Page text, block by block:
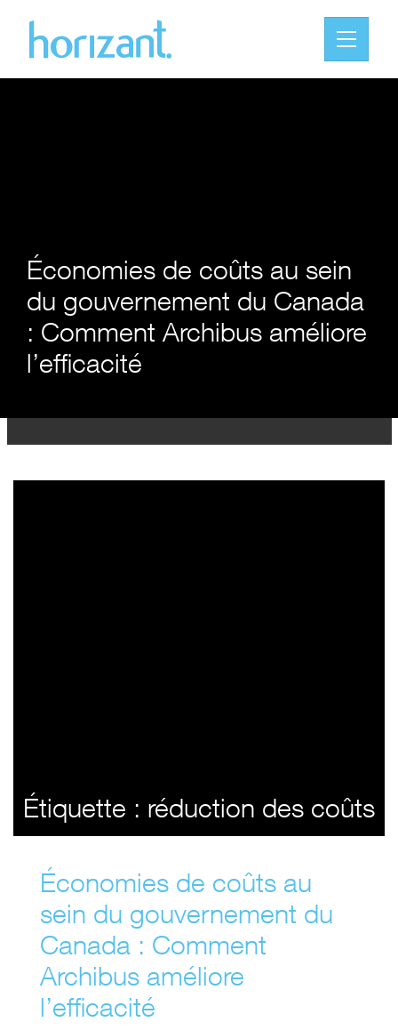
Économies de coûts au sein
du gouvernement du Canada
: Comment Archibus améliore
l’efficacité
Étiquette : réduction des coûts
Économies de coûts au
sein du gouvernement du
Canada : Comment
Archibus améliore
l’efficacité